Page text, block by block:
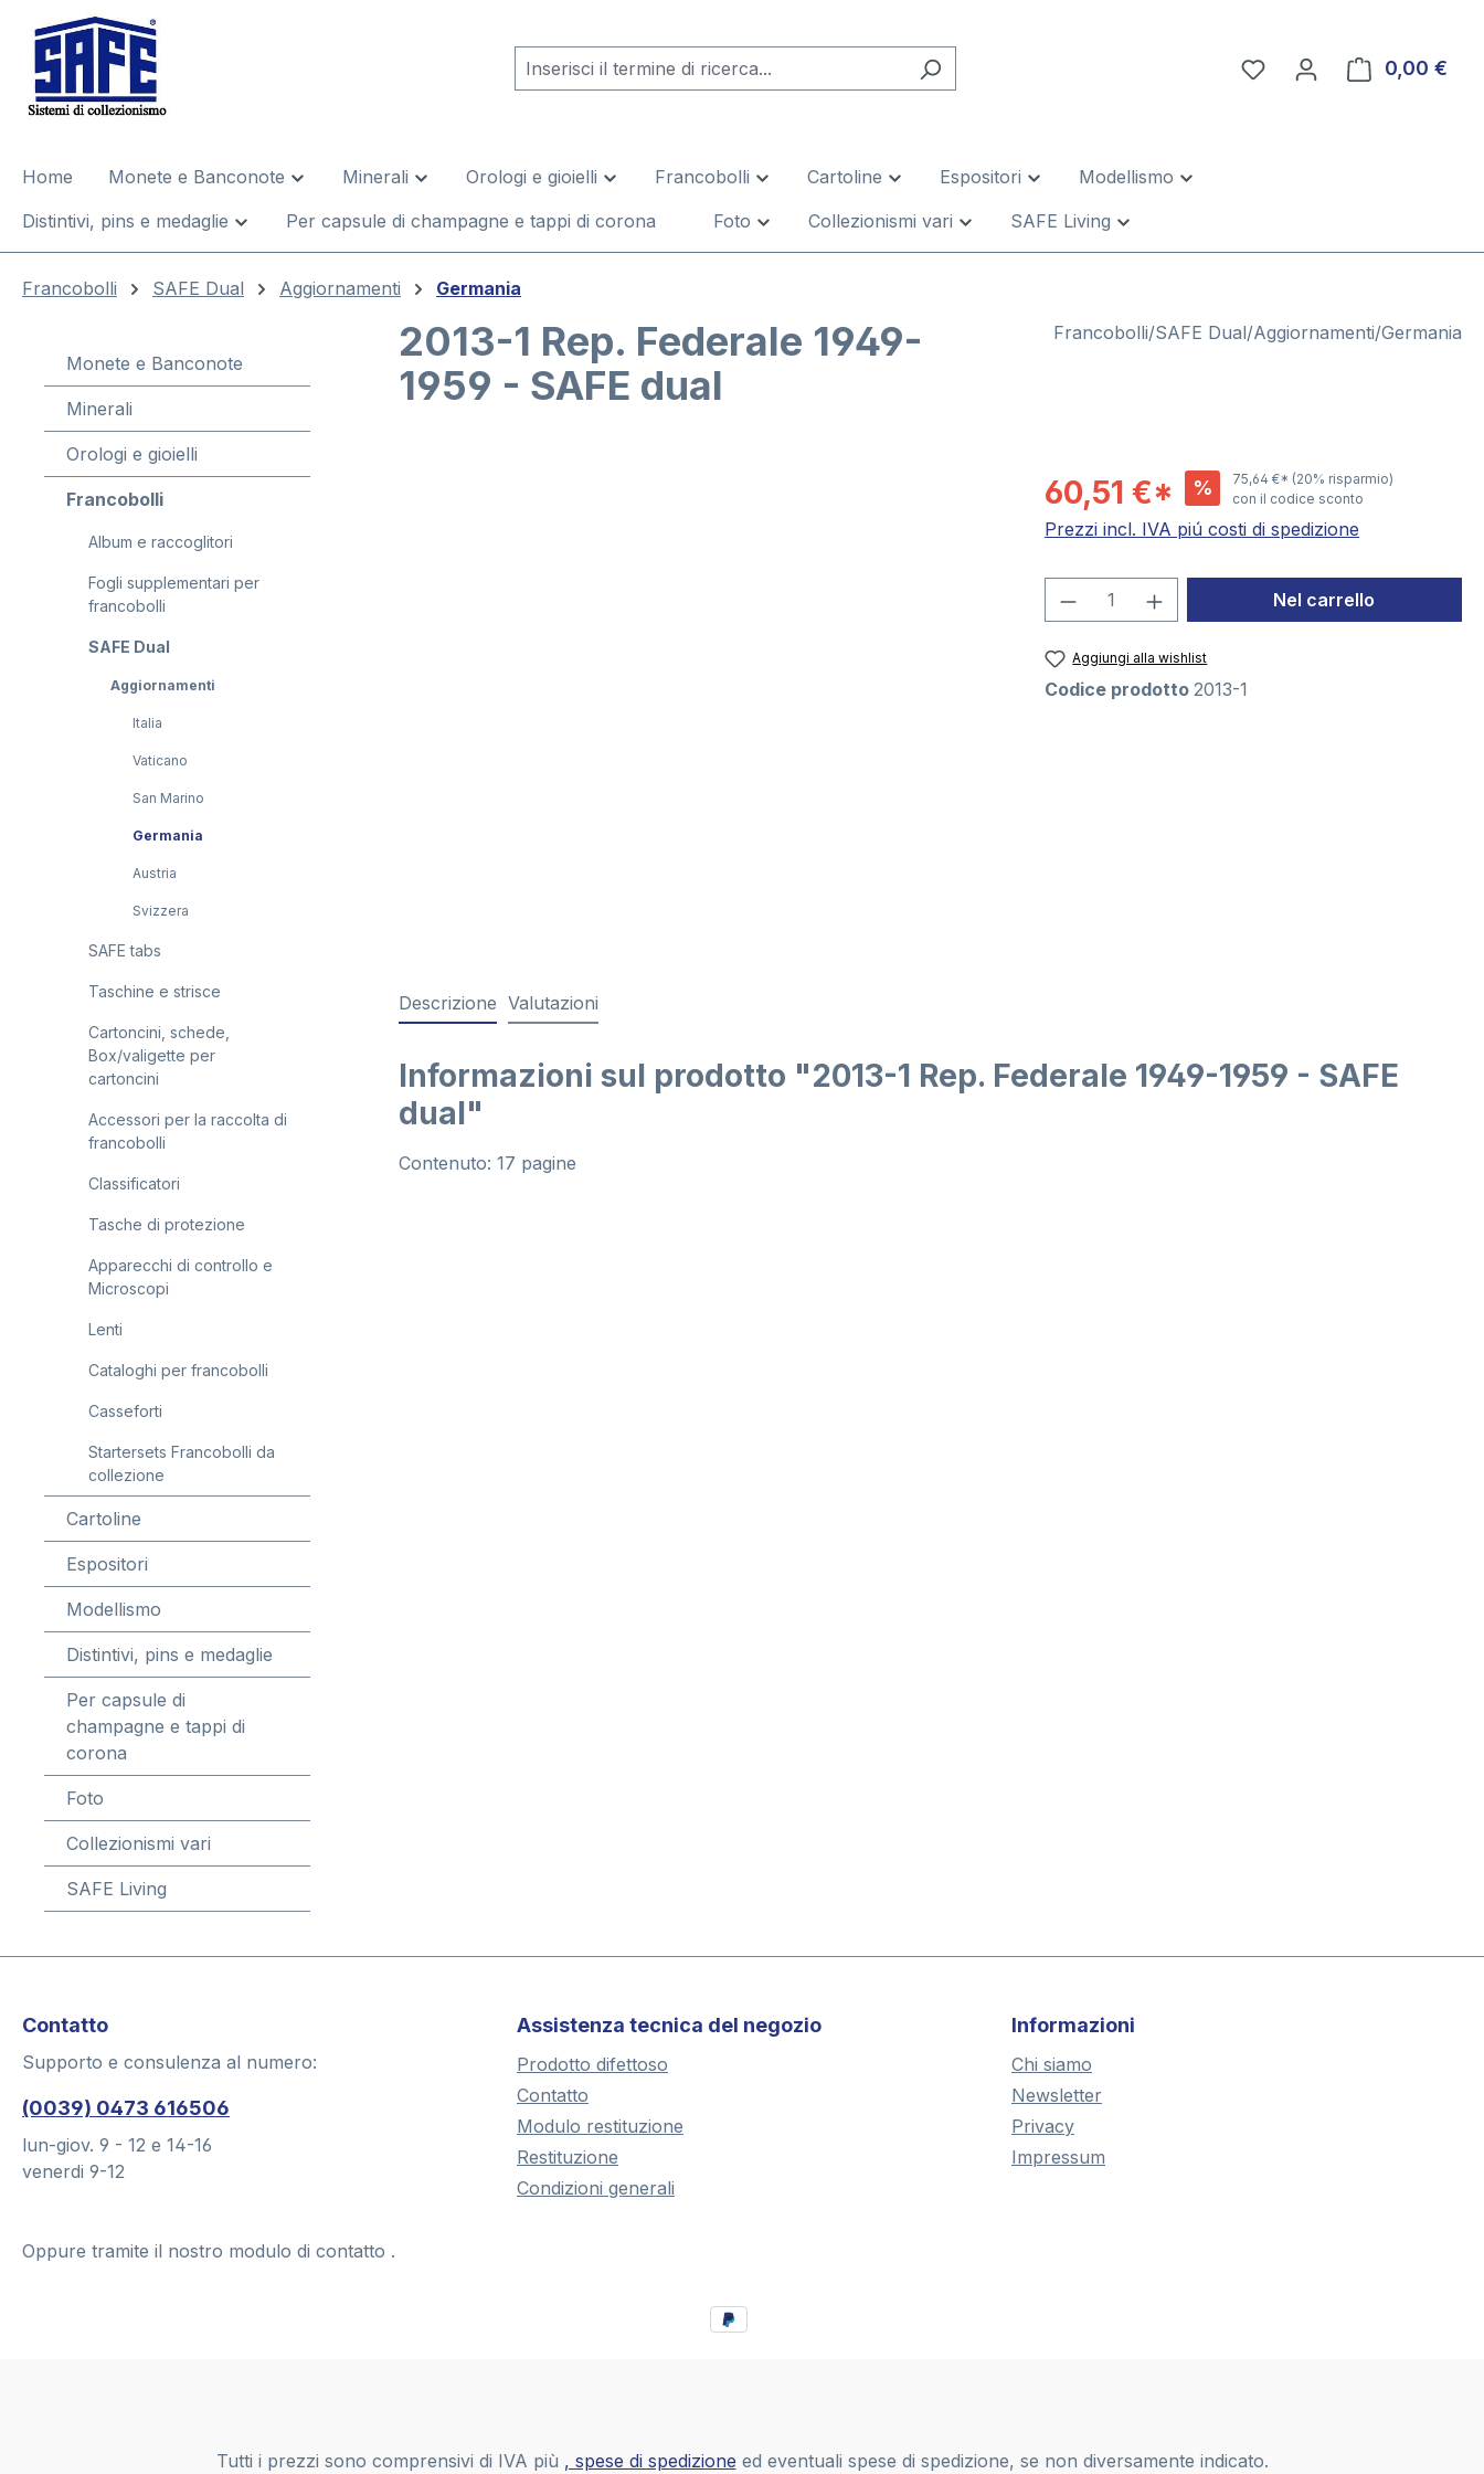
Passa alla navigazione principale
0,00 €
Home Monete e Banconote Minerali Orologi e gioielli Francobolli Cartoline Espositori
Modellismo
Distintivi, pins e medaglie
Per capsule di champagne e tappi di corona Foto Collezionismi vari SAFE Living
Francobolli SAFE Dual Aggiornamenti Germania
Monete e Banconote
Minerali
Orologi e gioielli
Francobolli
Album e raccoglitori
Fogli supplementari per
francobolli
SAFE Dual
Aggiornamenti
Italia
Vaticano
San Marino
Germania
Austria
Svizzera
SAFE tabs
Taschine e strisce
Cartoncini, schede,
Box/valigette per
cartoncini
Accessori per la raccolta di
francobolli
Classificatori
Tasche di protezione
Apparecchi di controllo e
Microscopi
Lenti
Cataloghi per francobolli
Casseforti
Startersets Francobolli da
collezione
Cartoline
Espositori
Modellismo
Distintivi, pins e medaglie
Per capsule di
champagne e tappi di
corona
Foto
Collezionismi vari
SAFE Living
2013-1 Rep. Federale 1949-
1959 - SAFE dual
Francobolli/SAFE Dual/Aggiornamenti/Germania
60,51 €* % 75,64 €* (20% risparmio)
con il codice sconto
Prezzi incl. IVA piú costi di spedizione
Quantità del prodotto: inserisci
Nel carrello
Aggiungi alla wishlist
Codice prodotto2013-1
Descrizione Valutazioni
Informazioni sul prodotto "2013-1 Rep. Federale 1949-1959 - SAFE
dual"
Contenuto: 17 pagine
Contatto
Supporto e consulenza al numero:
(0039) 0473 616506
lun-giov. 9 - 12 e 14-16
venerdi 9-12
Oppure tramite il nostro modulo di contatto .
Assistenza tecnica del negozio
Prodotto difettoso
Contatto
Modulo restituzione
Restituzione
Condizioni generali
Informazioni
Chi siamo
Newsletter
Privacy
Impressum
Tutti i prezzi sono comprensivi di IVA più , spese di spedizione ed eventuali spese di spedizione, se non diversamente indicato.